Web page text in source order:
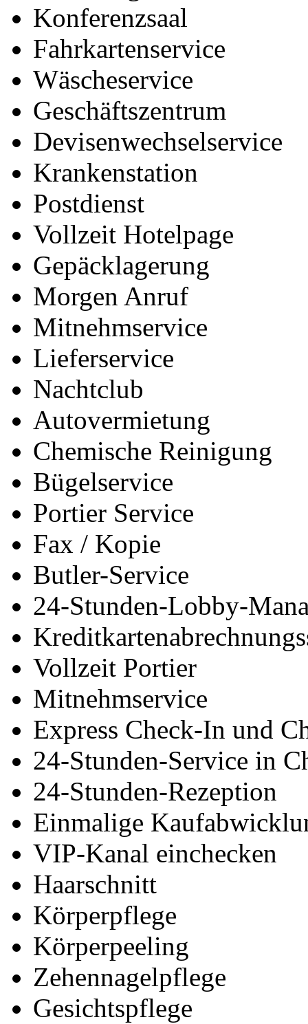
Konferenzsaal
Fahrkartenservice
Wäscheservice
Geschäftszentrum
Devisenwechselservice
Krankenstation
Postdienst
Vollzeit Hotelpage
Gepäcklagerung
Morgen Anruf
Mitnehmservice
Lieferservice
Nachtclub
Autovermietung
Chemische Reinigung
Bügelservice
Portier Service
Fax / Kopie
Butler-Service
24-Stunden-Lobby-
Vollzeit Portier
Mitnehmservice
Express Check-In und
24-Stunden-Service in
24-Stunden-Rezeption
Einmalige
VIP-Kanal einchecken
Haarschnitt
Körperpflege
Körperpeeling
Zehennagelpflege
Gesichtspflege